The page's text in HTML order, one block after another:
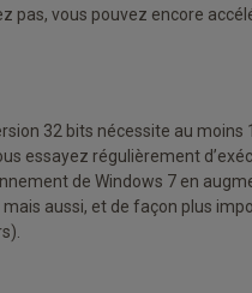
pas, vous pouvez encore
32 bits nécessite au moins
essayez régulièrement
de Windows 7 en
aussi, et de façon plus